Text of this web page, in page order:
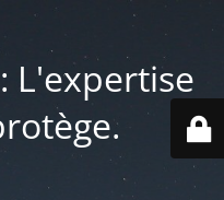
L'expertise